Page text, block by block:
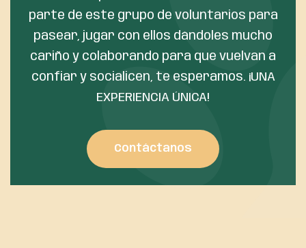
parte de este grupo de voluntarios para
pasear, jugar con ellos dándoles mucho
cariño y colaborando para que vuelvan a
confiar y socialicen, te esperamos. ¡UNA
EXPERIENCIA ÚNICA!
Contáctanos